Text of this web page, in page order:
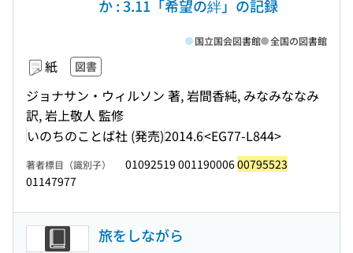
か : 3.11「希望の絆」の記録
紙 図書
ジョナサン・ウィルソン 著, 岩間香純, みなみななみ
訳, 岩上敬人 監修
いのちのことば社 (発売)2014.6<EG77-L844>
国立国会図書館 全国の図書館
著者標目（識別子） 01092519 00119000600795523
01147977
旅をしながら